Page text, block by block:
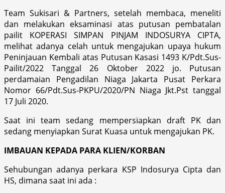
Team Sukisari & Partners, setelah membaca, meneliti
dan melakukan eksaminasi atas putusan pembatalan
pailit KOPERASI SIMPAN PINJAM INDOSURYA CIPTA,
melihat adanya celah untuk mengajukan upaya hukum
Peninjauan Kembali atas Putusan Kasasi 1493 K/Pdt.Sus-
Pailit/2022 Tanggal 26 Oktober 2022 jo. Putusan
perdamaian Pengadilan Niaga Jakarta Pusat Perkara
Nomor 66/Pdt.Sus-PKPU/2020/PN Niaga Jkt.Pst tanggal
17 Juli 2020.
Saat ini team sedang mempersiapkan draft PK dan
sedang menyiapkan Surat Kuasa untuk mengajukan PK.
IMBAUAN KEPADA PARA KLIEN/KORBAN
Sehubungan adanya perkara KSP Indosurya Cipta dan
HS, dimana saat ini ada :